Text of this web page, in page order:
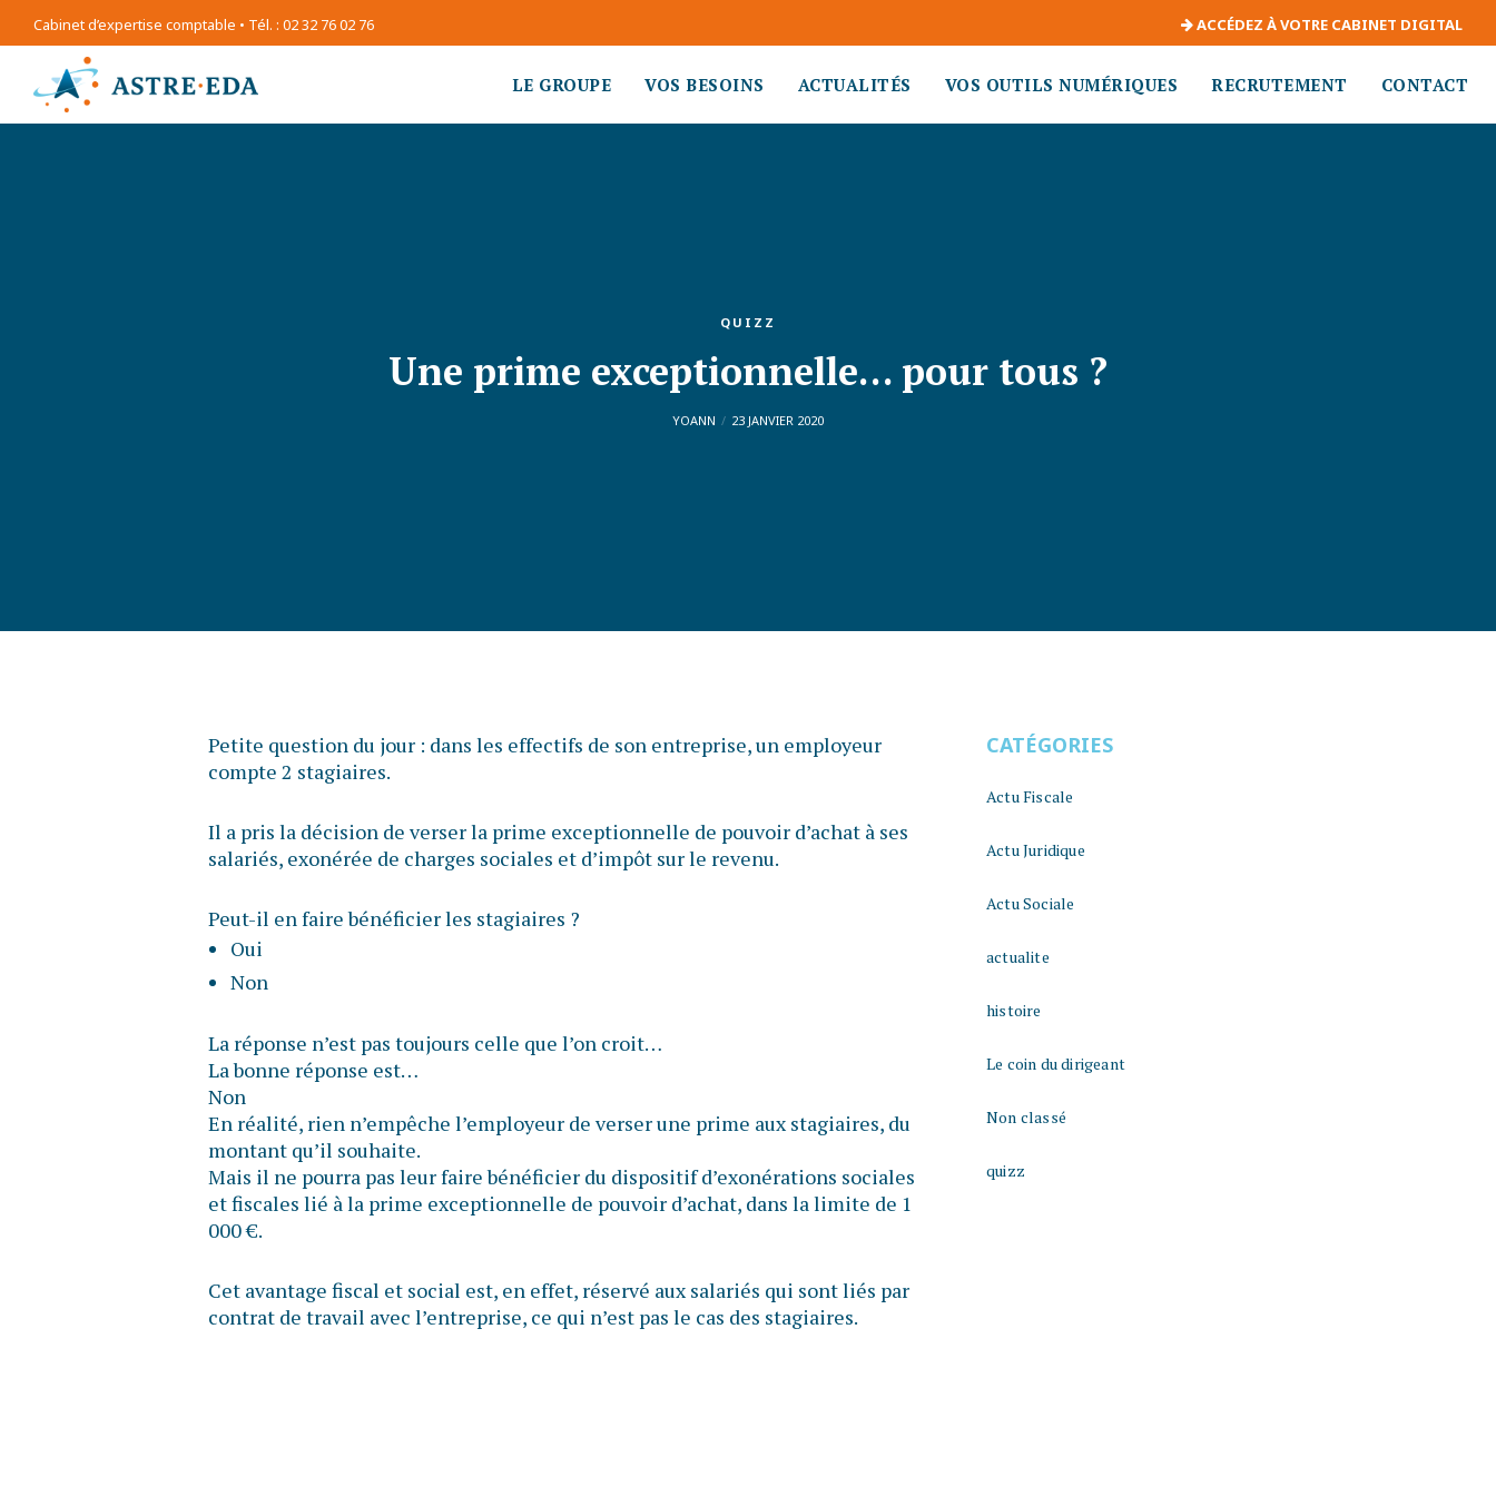
Cabinet d’expertise comptable • Tél. : 02 32 76 02 76 ACCÉDEZ À VOTRE CABINET DIGITAL
LE GROUPE VOS BESOINS ACTUALITÉS VOS OUTILS NUMÉRIQUES RECRUTEMENT CONTACT
QUIZZ
Une prime exceptionnelle… pour tous ?
YOANN 23 JANVIER 2020
Petite question du jour : dans les effectifs de son entreprise, un employeur
compte 2 stagiaires.
Il a pris la décision de verser la prime exceptionnelle de pouvoir d’achat à ses
salariés, exonérée de charges sociales et d’impôt sur le revenu.
Peut-il en faire bénéficier les stagiaires ?
Oui
Non
La réponse n’est pas toujours celle que l’on croit…
La bonne réponse est…
Non
En réalité, rien n’empêche l’employeur de verser une prime aux stagiaires, du
montant qu’il souhaite.
Mais il ne pourra pas leur faire bénéficier du dispositif d’exonérations sociales
et fiscales lié à la prime exceptionnelle de pouvoir d’achat, dans la limite de 1
000 €.
Cet avantage fiscal et social est, en effet, réservé aux salariés qui sont liés par
contrat de travail avec l’entreprise, ce qui n’est pas le cas des stagiaires.
CATÉGORIES
Actu Fiscale
Actu Juridique
Actu Sociale
actualite
histoire
Le coin du dirigeant
Non classé
quizz